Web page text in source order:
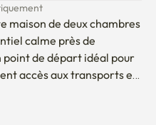
maison de deux chambres
calme près de
point de départ idéal pour
accès aux transports en
attractions comme